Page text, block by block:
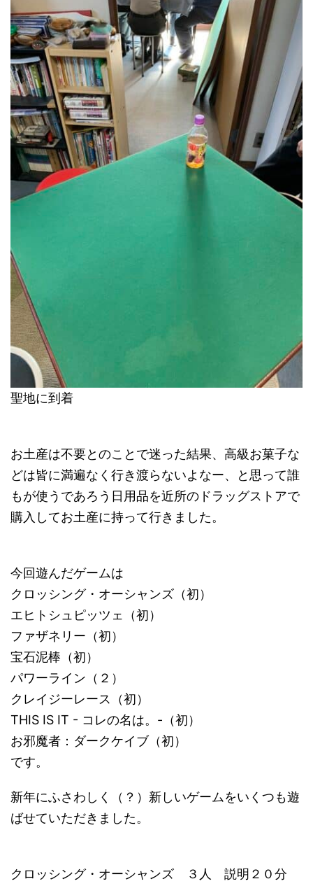
聖地に到着
お土産は不要とのことで迷った結果、高級お菓子な
どは皆に満遍なく行き渡らないよなー、と思って誰
もが使うであろう日用品を近所のドラッグストアで
購入してお土産に持って行きました。
今回遊んだゲームは
クロッシング・オーシャンズ（初）
エヒトシュピッツェ（初）
ファザネリー（初）
宝石泥棒（初）
パワーライン（２）
クレイジーレース（初）
THIS IS IT - コレの名は。-（初）
お邪魔者：ダークケイブ（初）
です。
新年にふさわしく（？）新しいゲームをいくつも遊
ばせていただきました。
クロッシング・オーシャンズ ３人 説明２０分